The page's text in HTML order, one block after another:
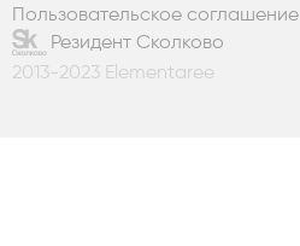
Пользовательское соглашение
Резидент Сколково
2013-2023 Elementaree